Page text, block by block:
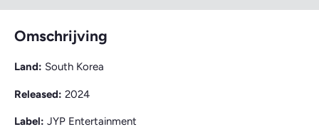
Omschrijving
Land: South Korea
Released: 2024
Label: JYP Entertainment